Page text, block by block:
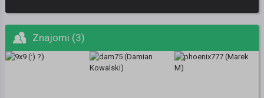
Znajomi (3)